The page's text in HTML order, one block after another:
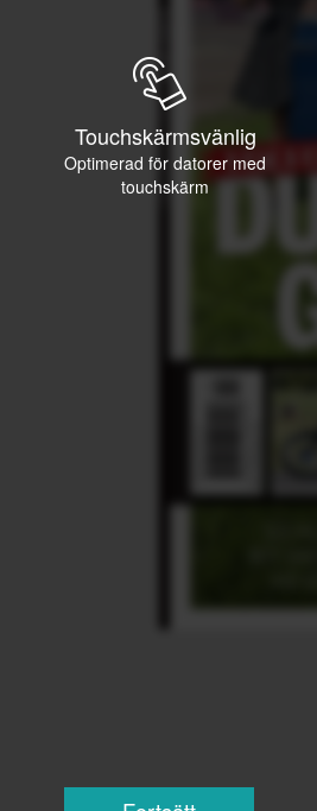
Touchskärmsvänlig
Optimerad för datorer med
touchskärm